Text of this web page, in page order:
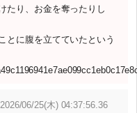
たり、お金を奪ったりし
とに腹を立てていたという
2026/06/25(木) 04:37:56.36